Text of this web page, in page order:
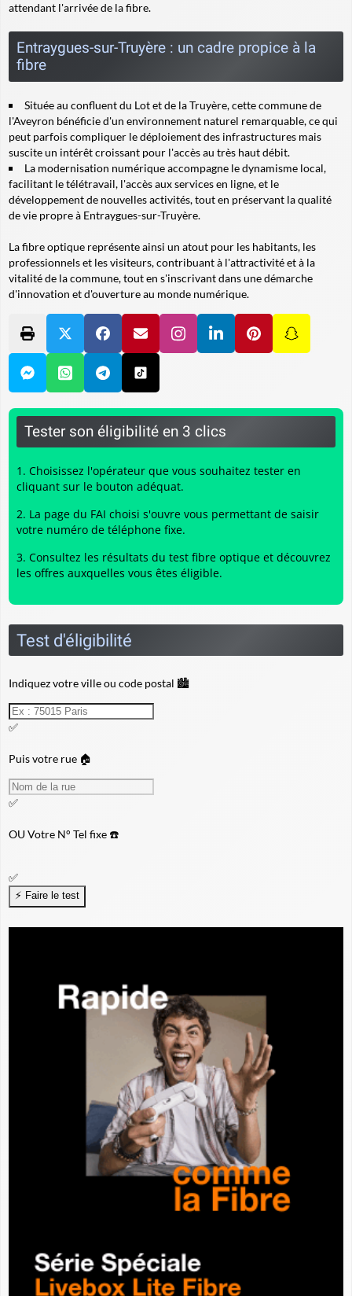
attendant l'arrivée de la fibre.
Entraygues-sur-Truyère : un cadre propice à la
fibre
Située au confluent du Lot et de la Truyère, cette commune de
l'Aveyron bénéficie d'un environnement naturel remarquable, ce qui
peut parfois compliquer le déploiement des infrastructures mais
suscite un intérêt croissant pour l'accès au très haut débit.
La modernisation numérique accompagne le dynamisme local,
facilitant le télétravail, l'accès aux services en ligne, et le
développement de nouvelles activités, tout en préservant la qualité
de vie propre à Entraygues-sur-Truyère.
La fibre optique représente ainsi un atout pour les habitants, les
professionnels et les visiteurs, contribuant à l'attractivité et à la
vitalité de la commune, tout en s'inscrivant dans une démarche
d'innovation et d'ouverture au monde numérique.
Tester son éligibilité en 3 clics
Choisissez l'opérateur que vous souhaitez tester en
cliquant sur le bouton adéquat.
La page du FAI choisi s'ouvre vous permettant de saisir
votre numéro de téléphone fixe.
Consultez les résultats du test fibre optique et découvrez
les offres auxquelles vous êtes éligible.
Test d'éligibilité
Indiquez votre ville ou code postal 🏙️
✅
Puis votre rue 🏠
✅
OUVotre N° Tel fixe ☎️
✅